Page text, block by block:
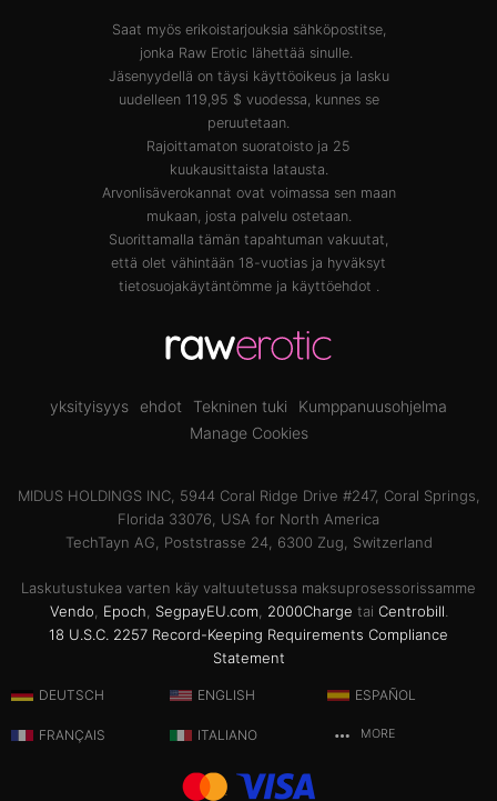
Saat myös erikoistarjouksia sähköpostitse,
jonka Raw Erotic lähettää sinulle.
Jäsenyydellä on täysi käyttöoikeus ja lasku
uudelleen 119,95 $ vuodessa, kunnes se
peruutetaan.
Rajoittamaton suoratoisto ja 25
kuukausittaista latausta.
Arvonlisäverokannat ovat voimassa sen maan
mukaan, josta palvelu ostetaan.
Suorittamalla tämän tapahtuman vakuutat,
että olet vähintään 18-vuotias ja hyväksyt
tietosuojakäytäntömmeja käyttöehdot .
yksityisyys ehdot Tekninen tuki
Kumppanuusohjelma
Manage Cookies
MIDUS HOLDINGS INC, 5944 Coral Ridge Drive #247, Coral Springs,
Florida 33076, USA for North America
TechTayn AG, Poststrasse 24, 6300 Zug, Switzerland
Laskutustukea varten käy valtuutetussa maksuprosessorissamme
Vendo, Epoch, SegpayEU.com, 2000Charge tai Centrobill.
18 U.S.C. 2257 Record-Keeping Requirements Compliance
Statement
DEUTSCH ENGLISH ESPAÑOL
FRANÇAIS ITALIANO MORE